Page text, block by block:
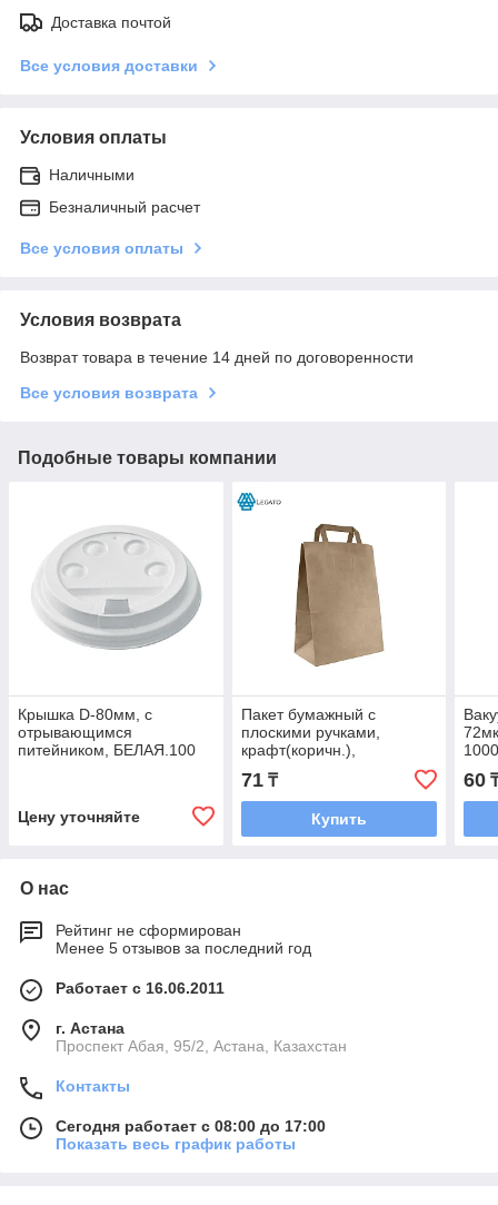
Доставка почтой
Все условия доставки
Условия оплаты
Наличными
Безналичный расчет
Все условия оплаты
Условия возврата
Возврат товара в течение 14 дней по договоренности
Все условия возврата
Подобные товары компании
Крышка D-80мм, с
отрывающимся
питейником, БЕЛАЯ.100
Цену уточняйте
Пакет бумажный с
плоскими ручками,
крафт(коричн.),
280*150*320мм., AVIORA,
250шт/кор.
71₸
Купить
60
О нас
Рейтинг не сформирован
Менее 5 отзывов за последний год
Работает с 16.06.2011
г. Астана
​Проспект Абая, 95/2, Астана, Казахстан
Контакты
Сегодня работает с 08:00 до 17:00
Показать весь график работы